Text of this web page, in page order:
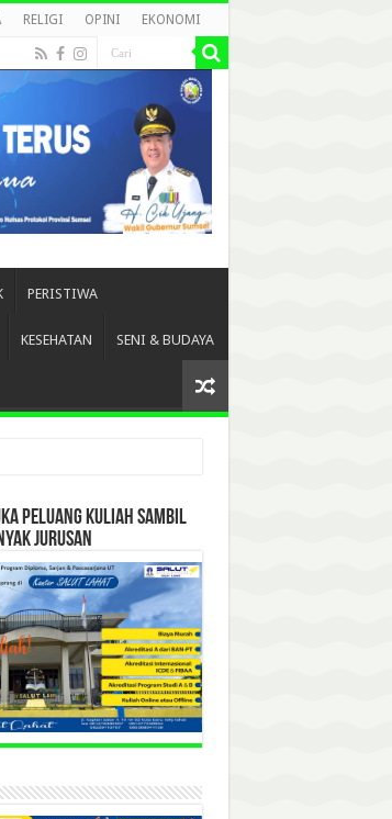
RELIGI OPINI EKONOMI
PERISTIWA
KESEHATAN SENI & BUDAYA
PELUANG KULIAH SAMBIL
JURUSAN